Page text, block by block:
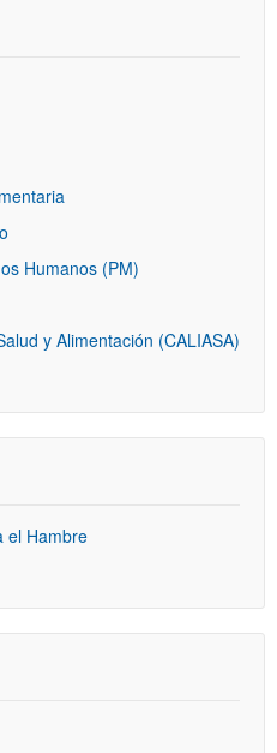
Humanos (PM)
y Alimentación (CALIASA)
el Hambre